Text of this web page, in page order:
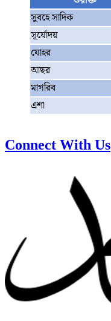
সুবহে সাদিক
সূর্যোদয়
যোহর
আছর
মাগরিব
এশা
Connect With Us